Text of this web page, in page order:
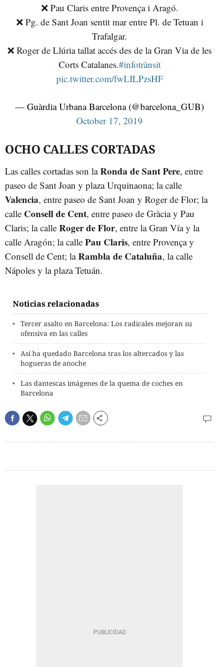
❌ Pau Claris entre Provença i Aragó.
❌ Pg. de Sant Joan sentit mar entre Pl. de Tetuan i
Trafalgar.
❌ Roger de Llúria tallat accés des de la Gran Via de les
Corts Catalanes.#infotrànsit
pic.twitter.com/fwLILPzsHF
— Guàrdia Urbana Barcelona (@barcelona_GUB)
October 17, 2019
OCHO CALLES CORTADAS
Las calles cortadas son laRonda de Sant Pere, entre
paseo de Sant Joan y plaza Urquinaona; la calle
Valencia, entre paseo de Sant Joan y Roger de Flor; la
calle Consell de Cent, entre paseo de Gràcia y Pau
Claris; la calle Roger de Flor, entre la Gran Vía y la
calle Aragón; la calle Pau Claris, entre Provença y
Consell de Cent; laRambla de Cataluña, la calle
Nápoles y la plaza Tetuán.
Noticias relacionadas
Tercer asalto en Barcelona: Los radicales mejoran su
ofensiva en las calles
Así ha quedado Barcelona tras los altercados y las
hogueras de anoche
Las dantescas imágenes de la quema de coches en
Barcelona